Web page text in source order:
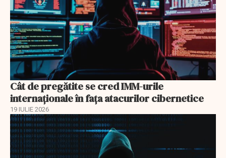
Cât de pregătite se cred IMM-urile
internaționale în fața atacurilor cibernetice
19 IULIE 2026